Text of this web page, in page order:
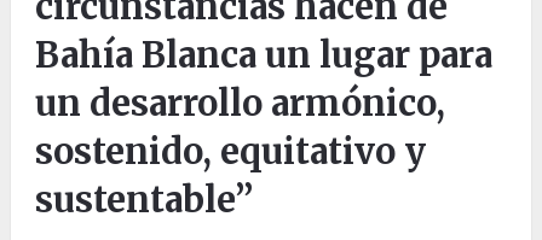
Bahía Blanca un lugar para
un desarrollo armónico,
sostenido, equitativo y
sustentable”